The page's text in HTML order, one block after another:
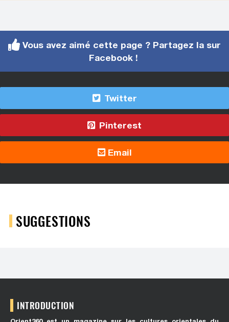
Vous avez aimé cette page ? Partagez la sur
Facebook !
Twitter
Pinterest
Email
SUGGESTIONS
INTRODUCTION